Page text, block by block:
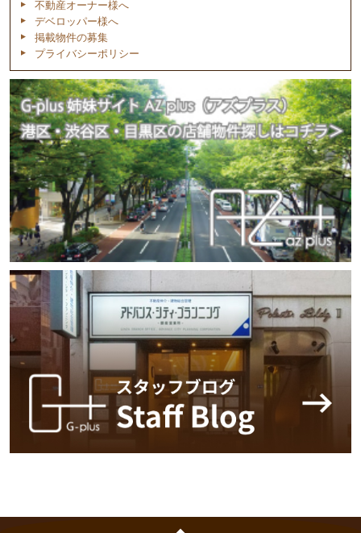
不動産オーナー様へ
デベロッパー様へ
掲載物件の募集
プライバシーポリシー